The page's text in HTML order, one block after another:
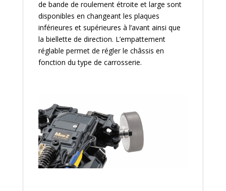
de bande de roulement étroite et large sont
disponibles en changeant les plaques
inférieures et supérieures à l’avant ainsi que
la biellette de direction. L’empattement
réglable permet de régler le châssis en
fonction du type de carrosserie.